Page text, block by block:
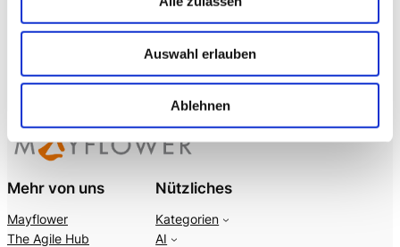
Auswahl erlauben
Ablehnen
fixed up some
Mehr von uns
Mayflower
The Agile Hub
Nützliches
Kategorien
AI